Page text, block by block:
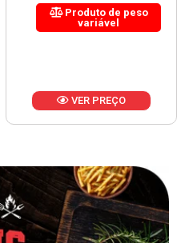
Produto de peso
variável
VER PREÇO